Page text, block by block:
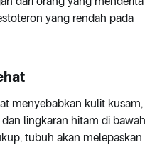
yang rendah pada
menyebabkan kulit kusam,
lingkaran hitam di bawah
tubuh akan melepaskan